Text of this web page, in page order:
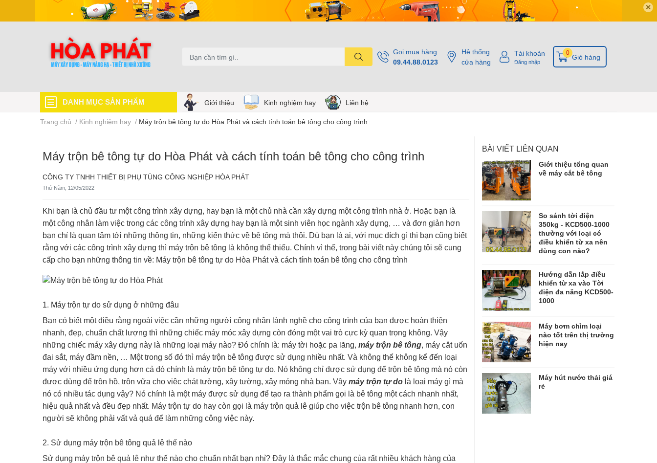
✕
Gọi mua hàng
09.44.88.0123
Hệ thống
cửa hàng
Tài khoản
Đăng nhập
Giỏ hàng
0
DANH MỤC SẢN PHẨM Giới thiệu Kinh nghiệm hay Liên hệ
Trang chủ / Kinh nghiệm hay / Máy trộn bê tông tự do Hòa Phát và cách tính toán bê tông cho công trình
Máy trộn bê tông tự do Hòa Phát và cách tính toán bê tông cho công trình
CÔNG TY TNHH THIẾT BỊ PHỤ TÙNG CÔNG NGHIỆP HÒA PHÁT
Thứ Năm, 12/05/2022
Khi bạn là chủ đầu tư một công trình xây dựng, hay bạn là một chủ nhà cần xây dựng một công trình nhà ở. Hoặc bạn là
một công nhân làm việc trong các công trình xây dựng hay bạn là một sinh viên học ngành xây dựng, … và đơn giản hơn
bạn chỉ là quan tâm tới những thông tin, những kiến thức về bê tông mà thôi. Dù bạn là ai, với mục đích gì thì bạn cũng biết
rằng với các công trình xây dựng thì máy trộn bê tông là không thể thiếu. Chính vì thế, trong bài viết này chúng tôi sẽ cung
cấp cho bạn những thông tin về: Máy trộn bê tông tự do Hòa Phát và cách tính toán bê tông cho công trình
1. Máy trộn tự do sử dụng ở những đâu
Bạn có biết một điều rằng ngoài việc cần những người công nhân lành nghề cho công trình của bạn được hoàn thiện
nhanh, đẹp, chuẩn chất lượng thì những chiếc máy móc xây dựng còn đóng một vai trò cực kỳ quan trọng không. Vậy
những chiếc máy xây dựng này là những loại máy nào? Đó chính là: máy tời hoặc pa lăng, máy trộn bê tông, máy cắt uốn
đai sắt, máy đầm nền, … Một trong số đó thì máy trộn bê tông được sử dụng nhiều nhất. Và không thể không kể đến loại
máy với nhiều ứng dụng hơn cả đó chính là máy trộn bê tông tự do. Nó không chỉ được sử dụng để trộn bê tông mà nó còn
được dùng để trộn hồ, trộn vữa cho việc chát tường, xây tường, xây móng nhà bạn. Vậy máy trộn tự do là loại máy gì mà
nó có nhiều tác dụng vậy? Nó chính là một máy được sử dụng để tạo ra thành phẩm gọi là bê tông một cách nhanh nhất,
hiệu quả nhất và đều đẹp nhất. Máy trộn tự do hay còn gọi là máy trộn quả lê giúp cho việc trộn bê tông nhanh hơn, con
người sẽ không phải vất vả quá để làm những công việc này.
2. Sử dụng máy trộn bê tông quả lê thế nào
Sử dụng máy trộn bê quả lê như thế nào cho chuẩn nhất bạn nhỉ? Đây là thắc mắc chung của rất nhiều khách hàng của
BÀI VIẾT LIÊN QUAN
Giới thiệu tổng quan
về máy cắt bê tông
So sánh tời điện
350kg - KCD500-1000
thường với loại có
điều khiển từ xa nên
dùng con nào?
Hướng dẫn lắp điều
khiển từ xa vào Tời
điện đa năng KCD500-
1000
Máy bơm chìm loại
nào tốt trên thị trường
hiện nay
Máy hút nước thải giá
rẻ